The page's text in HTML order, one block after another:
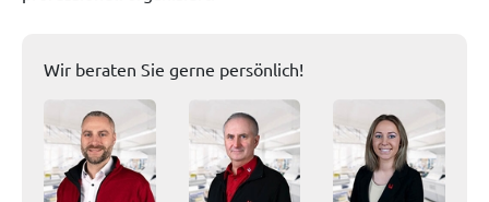
Wir beraten Sie gerne persönlich!